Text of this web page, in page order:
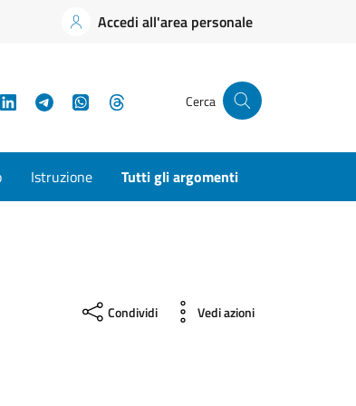
Accedi all'area personale
LinkedInTelegramWhatsApp Cerca
Istruzione Tutti gli argomenti
Condividi Vedi azioni